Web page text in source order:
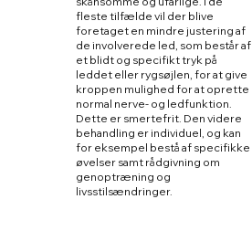
fleste tilfælde vil der blive
foretaget en mindre justering af
de involverede led, som består af
et blidt og specifikt tryk på
leddet eller rygsøjlen, for at give
kroppen mulighed for at oprette
normal nerve- og ledfunktion.
Dette er smertefrit. Den videre
behandling er individuel, og kan
for eksempel bestå af specifikke
øvelser samt rådgivning om
genoptræning og
livsstilsændringer.